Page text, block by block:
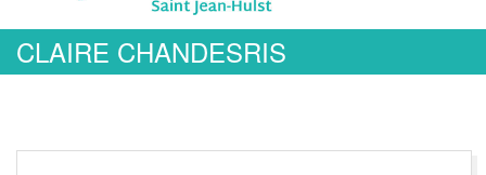
A
P
Primary
Navigation
CLAIRE CHANDESRIS